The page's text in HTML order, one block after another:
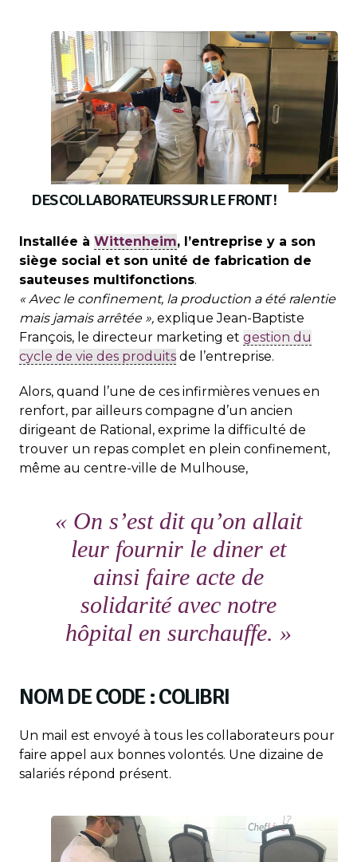
DES COLLABORATEURS SUR LE FRONT !
Installée à Wittenheim, l’entreprise y a son
siège social et son unité de fabrication de
sauteuses multifonctions.
« Avec le confinement, la production a été ralentie
mais jamais arrêtée », explique Jean-Baptiste
François, le directeur marketing et gestion du
cycle de vie des produits de l’entreprise.
Alors, quand l’une de ces infirmières venues en
renfort, par ailleurs compagne d’un ancien
dirigeant de Rational, exprime la difficulté de
trouver un repas complet en plein confinement,
même au centre-ville de Mulhouse,
« On s’est dit qu’on allait
leur fournir le diner et
ainsi faire acte de
solidarité avec notre
hôpital en surchauffe. »
NOM DE CODE : COLIBRI
Un mail est envoyé à tous les collaborateurs pour
faire appel aux bonnes volontés. Une dizaine de
salariés répond présent.